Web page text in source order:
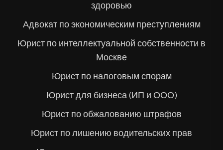
здоровью
Адвокат по экономическим преступлениям
Юрист по интеллектуальной собственности в
Москве
Юрист по налоговым спорам
Юрист для бизнеса (ИП и ООО)
Юрист по обжалованию штрафов
Юрист по лишению водительских прав